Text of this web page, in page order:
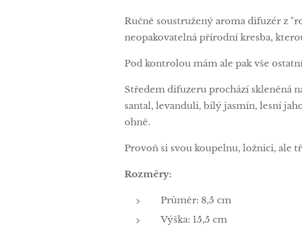
Ručně soustružený aroma difuzér z
neopakovatelná přírodní kresba,
Pod kontrolou mám ale pak vše
Středem difuzeru prochází skleněná
santal, levanduli, bílý jasmín, lesní
ohně.
Provoň si svou koupelnu, ložnici, ale
Rozměry:
Průměr: 8,5 cm
Výška: 15,5 cm